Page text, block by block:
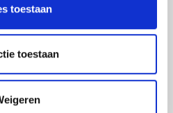
toestaan
toestaan